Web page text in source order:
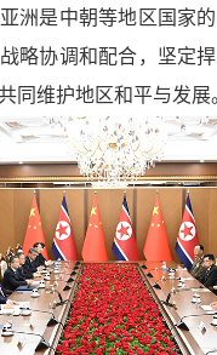
洲是中朝等地区国家的
略协调和配合，坚定
同维护地区和平与发展